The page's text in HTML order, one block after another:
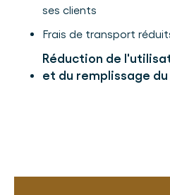
ses clients
Frais de transport
Réduction de
et du remplissage